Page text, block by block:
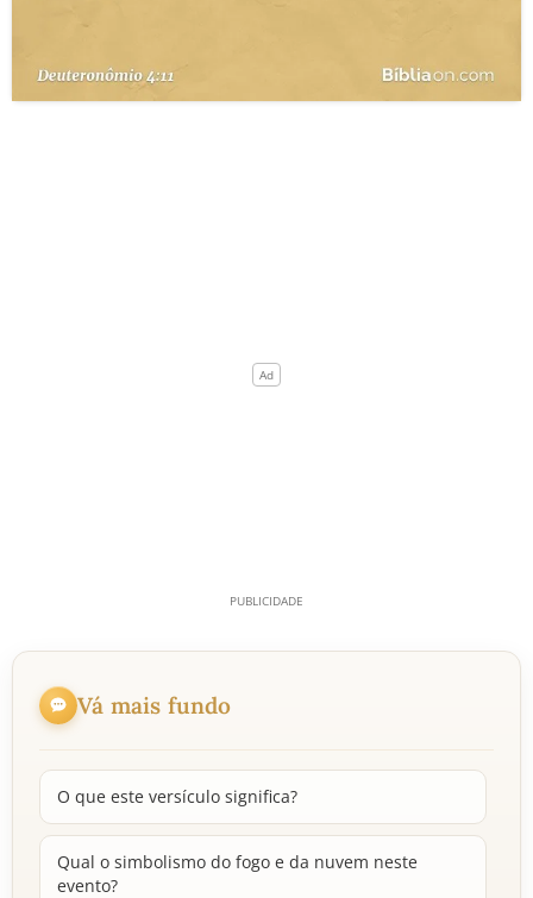
QUEM SOMOS
Vá mais fundo
O que este versículo significa?
Qual o simbolismo do fogo e da nuvem neste
evento?